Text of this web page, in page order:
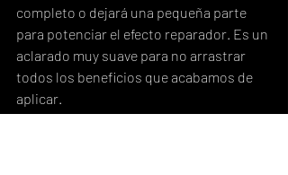
completo o dejará una pequeña parte
para potenciar el efecto reparador. Es un
aclarado muy suave para no arrastrar
todos los beneficios que acabamos de
aplicar.